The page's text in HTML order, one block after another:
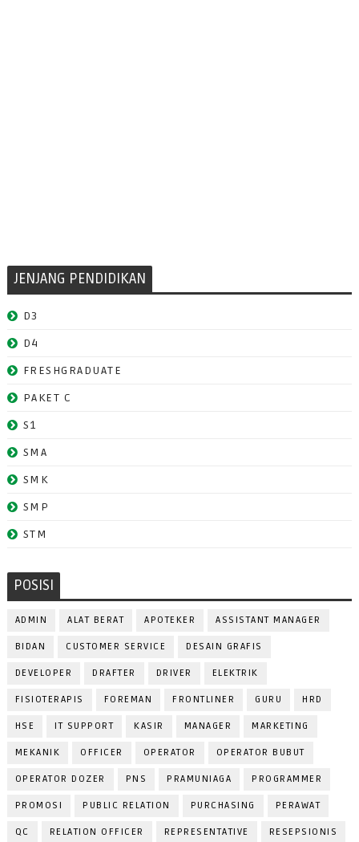
JENJANG PENDIDIKAN
D3
D4
FRESHGRADUATE
PAKET C
S1
SMA
SMK
SMP
STM
POSISI
ADMIN ALAT BERAT APOTEKER ASSISTANT MANAGER
BIDAN CUSTOMER SERVICE DESAIN GRAFIS
DEVELOPER DRAFTER DRIVER ELEKTRIK
FISIOTERAPIS FOREMAN FRONTLINER GURU HRD
HSE IT SUPPORT KASIR MANAGER MARKETING
MEKANIK OFFICER OPERATOR OPERATOR BUBUT
OPERATOR DOZER PNS PRAMUNIAGA PROGRAMMER
PROMOSI PUBLIC RELATION PURCHASING PERAWAT
QC RELATION OFFICER REPRESENTATIVE RESEPSIONIS